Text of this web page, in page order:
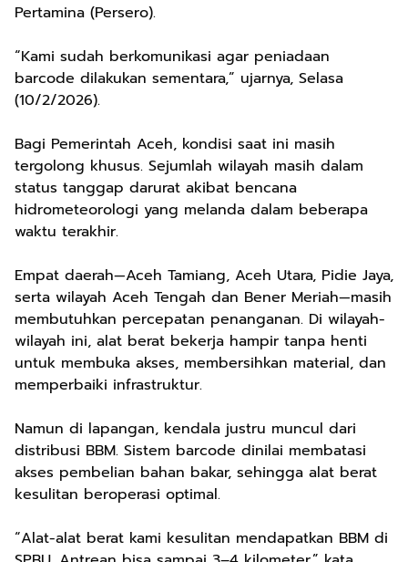
Pertamina (Persero).
“Kami sudah berkomunikasi agar peniadaan
barcode dilakukan sementara,” ujarnya, Selasa
(10/2/2026).
Bagi Pemerintah Aceh, kondisi saat ini masih
tergolong khusus. Sejumlah wilayah masih dalam
status tanggap darurat akibat bencana
hidrometeorologi yang melanda dalam beberapa
waktu terakhir.
Empat daerah—Aceh Tamiang, Aceh Utara, Pidie Jaya,
serta wilayah Aceh Tengah dan Bener Meriah—masih
membutuhkan percepatan penanganan. Di wilayah-
wilayah ini, alat berat bekerja hampir tanpa henti
untuk membuka akses, membersihkan material, dan
memperbaiki infrastruktur.
Namun di lapangan, kendala justru muncul dari
distribusi BBM. Sistem barcode dinilai membatasi
akses pembelian bahan bakar, sehingga alat berat
kesulitan beroperasi optimal.
“Alat-alat berat kami kesulitan mendapatkan BBM di